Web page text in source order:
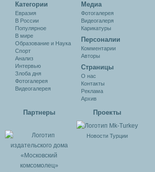
Категории
Евразия
В России
Популярное
В мире
Образование и Наука
Спорт
Анализ
Интервью
Злоба дня
Фотогалерея
Видеогалерея
Медиа
Фотогалерея
Видеогалеря
Карикатуры
Персоналии
Комментарии
Авторы
Cтраницы
О нас
Контакты
Реклама
Архив
Партнеры Проекты
Новости Турции